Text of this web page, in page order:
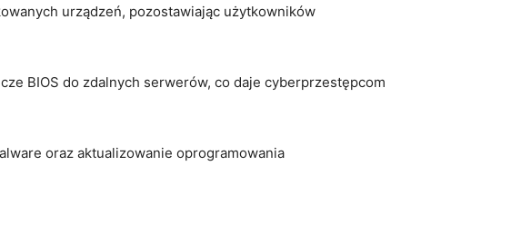
urządzeń, pozostawiając użytkowników
BIOS do zdalnych ⁣serwerów, co daje cyberprzestępcom
oraz aktualizowanie oprogramowania